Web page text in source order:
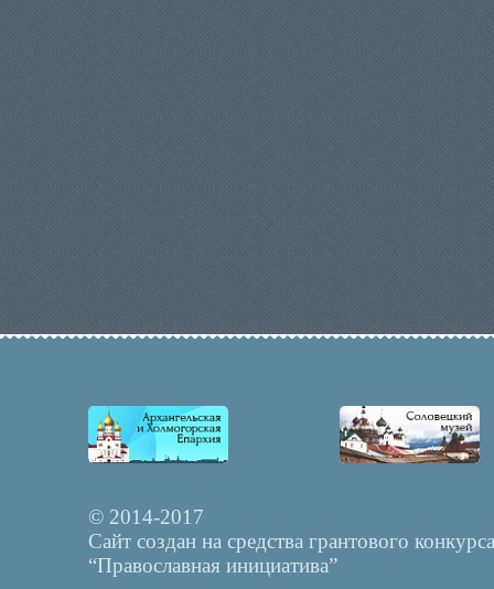
© 2014-2017
Сайт создан на средства грантового конкурса
“Православная инициатива”